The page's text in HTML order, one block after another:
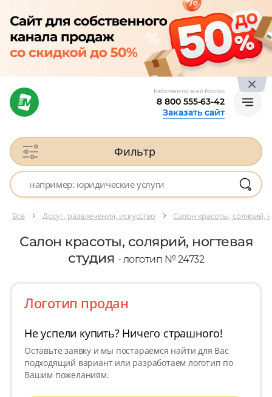
Работаем по всей России
8 800 555-63-42
Заказать сайт
Фильтр
Все Досуг, развлечения, искусство Салон красоты, солярий,
Салон красоты, солярий, ногтевая
студия - логотип № 24732
Логотип продан
Не успели купить? Ничего страшного!
Оставьте заявку и мы постараемся найти для Вас
подходящий вариант или разработаем логотип по
Вашим пожеланиям.